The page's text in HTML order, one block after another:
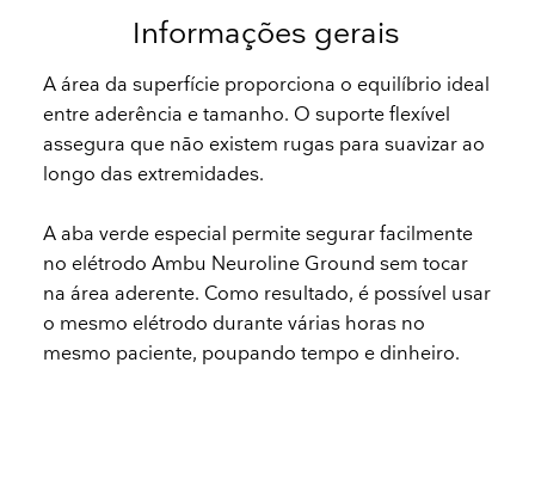
Informações gerais
A área da superfície proporciona o equilíbrio ideal
entre aderência e tamanho. O suporte flexível
assegura que não existem rugas para suavizar ao
longo das extremidades.
A aba verde especial permite segurar facilmente
no elétrodo Ambu Neuroline Ground sem tocar
na área aderente. Como resultado, é possível usar
o mesmo elétrodo durante várias horas no
mesmo paciente, poupando tempo e dinheiro.